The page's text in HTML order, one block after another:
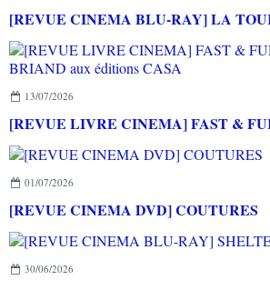
[REVUE CINEMA BLU-RAY] LA
13/07/2026
01/07/2026
[REVUE CINEMA DVD] COUTURES
30/06/2026